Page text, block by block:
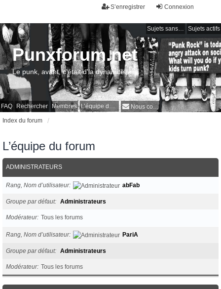
Connexion
S’enregistrer
Sujets sans réponse Sujets actifs
FAQ Rechercher Membres L’équipe du forum Nous contacter
Punxforum.net
Le punk, avant, c'était d'la dynamite !
Index du forum
L’équipe du forum
ADMINISTRATEURS
Rang, Nom d’utilisateur abFab
Groupe par défaut Administrateurs
Modérateur Tous les forums
Rang, Nom d’utilisateur PariA
Groupe par défaut Administrateurs
Modérateur Tous les forums